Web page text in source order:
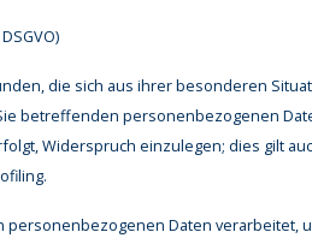
die sich aus ihrer besonderen
betreffenden personenbezogenen
Widerspruch einzulegen; dies gilt
Daten verarbeitet,